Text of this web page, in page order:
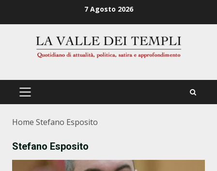
7 Agosto 2026
PRIMÄRES
Home Stefano Esposito
Stefano Esposito